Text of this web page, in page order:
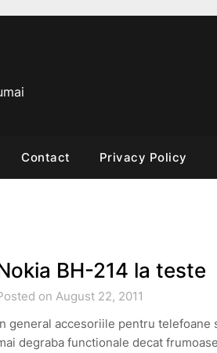
Contact Privacy Policy
BH-214 la teste
on August 22, 2011
general accesoriile pentru telefoane
degraba functionale decat